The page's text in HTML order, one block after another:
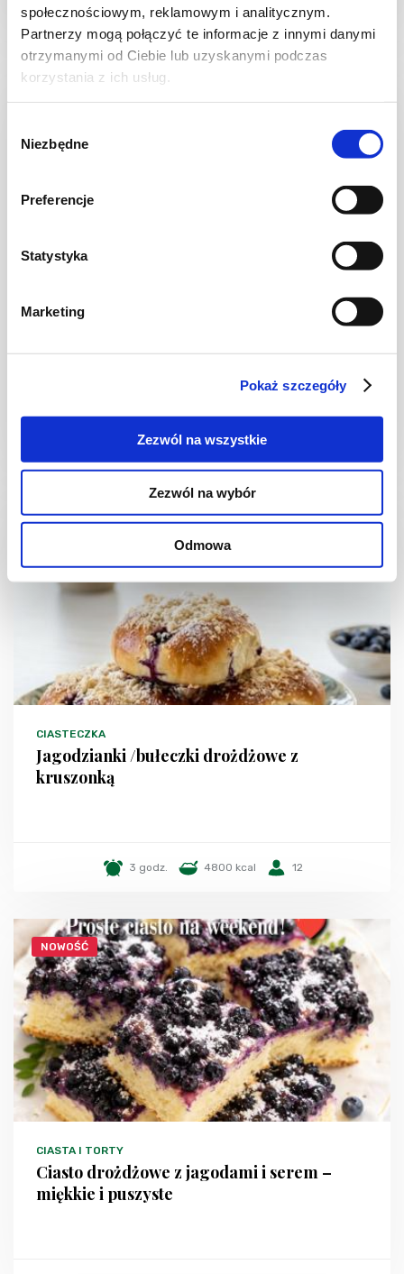
społecznościowym, reklamowym i analitycznym.
Partnerzy mogą połączyć te informacje z innymi danymi
otrzymanymi od Ciebie lub uzyskanymi podczas
korzystania z ich usług.
zgody
Niezbędne
Preferencje
Statystyka
Marketing
Pokaż szczegóły
Zezwól na wszystkie
Zezwól na wybór
Odmowa
1 godz. 3429 kcal 12
DESERY
3478 kcal
CIASTECZKA
Jagodzianki /bułeczki drożdżowe z
kruszonką
3 godz. 4800 kcal 12
NOWOŚĆ
CIASTA I TORTY
Ciasto drożdżowe z jagodami i serem –
miękkie i puszyste